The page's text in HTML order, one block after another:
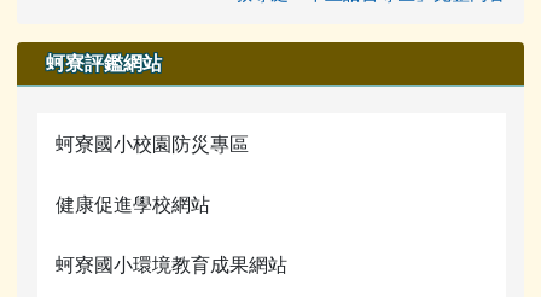
蚵寮評鑑網站
蚵寮國小校園防災專區
健康促進學校網站
蚵寮國小環境教育成果網站